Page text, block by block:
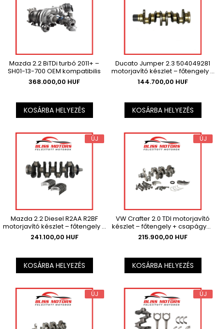
Mazda 2.2 BiTDi turbó 2011+ –
SH01-13-700 OEM kompatibilis
368.000,00 HUF
KOSÁRBA HELYEZÉS
Ducato Jumper 2.3 504049281
motorjavító készlet – főtengely +
csapágyak , Az ár az ÁFÁ-t nem
tartalmazza.
144.700,00 HUF
KOSÁRBA HELYEZÉS
ÚJ
Mazda 2.2 Diesel R2AA R2BF
motorjavító készlet – főtengely +
csapágyak , Az ár az ÁFÁ-t nem
tartalmazza.
241.100,00 HUF
KOSÁRBA HELYEZÉS
ÚJ
VW Crafter 2.0 TDI motorjavító
készlet – főtengely + csapágyak
, Az ár az ÁFÁ-t nem tartalmazza.
215.900,00 HUF
KOSÁRBA HELYEZÉS
ÚJ ÚJ